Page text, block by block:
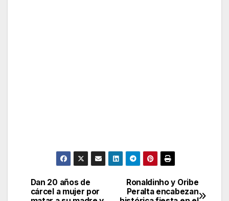
Post
Ronaldinho y Oribe
Peralta encabezan
Dan 20 años de
cárcel a mujer por